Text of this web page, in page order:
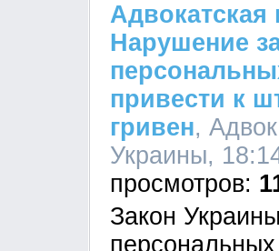
Адвокатская
Нарушение
привести к
гривен,
Украины,
Закон